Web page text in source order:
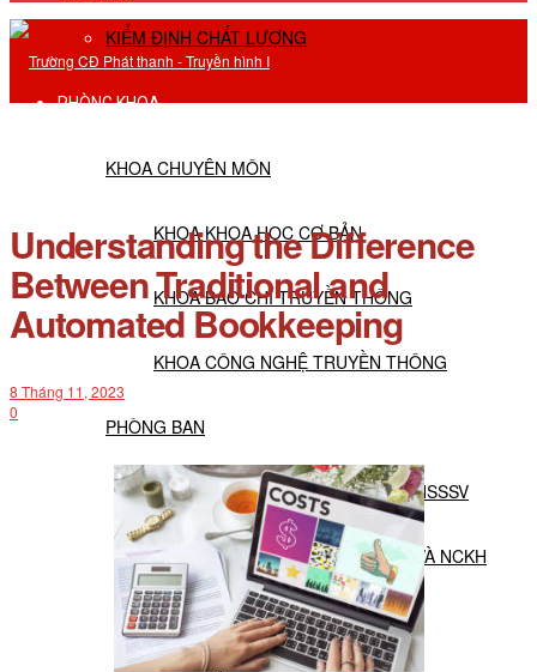
KIỂM ĐỊNH CHẤT LƯỢNG
PHÒNG KHOA
KHOA CHUYÊN MÔN
KHOA KHOA HỌC CƠ BẢN
KHOA BÁO CHÍ TRUYỀN THÔNG
KHOA CÔNG NGHỆ TRUYỀN THÔNG
PHÒNG BAN
PHÒNG ĐÀO TẠO VÀ CÔNG TÁC HSSSV
PHÒNG ĐẢM BẢO CHẤT LƯỢNG VÀ NCKH
PHÒNG HÀNH CHÍNH TỔNG HỢP
Understanding the Difference
Between Traditional and
Automated Bookkeeping
8 Tháng 11, 2023
0